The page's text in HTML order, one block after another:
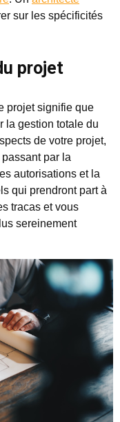
sur les spécificités
projet
projet signifie que
la gestion totale du
de votre projet,
par la
autorisations et la
qui prendront part à
tracas et vous
sereinement